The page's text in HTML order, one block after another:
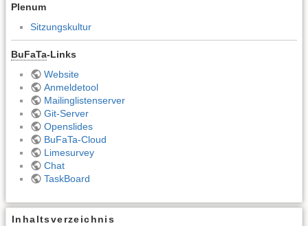
Plenum
Sitzungskultur
BuFaTa-Links
Website
Anmeldetool
Mailinglistenserver
Git-Server
Openslides
BuFaTa-Cloud
Limesurvey
Chat
TaskBoard
Inhaltsverzeichnis